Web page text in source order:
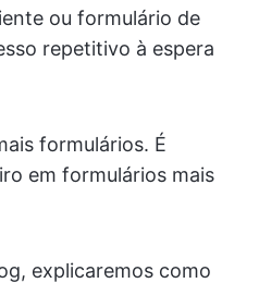
ou formulário de
repetitivo à espera
formulários. É
em formulários mais
explicaremos como